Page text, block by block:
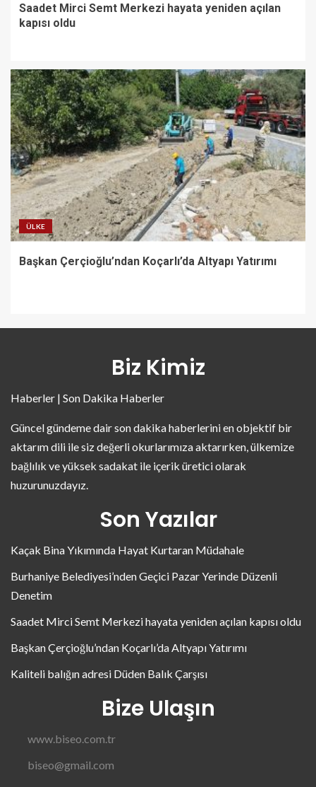
Saadet Mirci Semt Merkezi hayata yeniden açılan
kapısı oldu
ÜLKE
Başkan Çerçioğlu’ndan Koçarlı’da Altyapı Yatırımı
Biz Kimiz
Haberler | Son Dakika Haberler
Güncel gündeme dair son dakika haberlerini en objektif bir
aktarım dili ile siz değerli okurlarımıza aktarırken, ülkemize
bağlılık ve yüksek sadakat ile içerik üretici olarak
huzurunuzdayız.
Son Yazılar
Kaçak Bina Yıkımında Hayat Kurtaran Müdahale
Burhaniye Belediyesi’nden Geçici Pazar Yerinde Düzenli
Denetim
Saadet Mirci Semt Merkezi hayata yeniden açılan kapısı oldu
Başkan Çerçioğlu’ndan Koçarlı’da Altyapı Yatırımı
Kaliteli balığın adresi Düden Balık Çarşısı
Bize Ulaşın
www.biseo.com.tr
biseo@gmail.com